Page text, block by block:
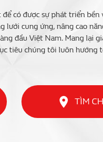
có được sự phát triển bền
cung ứng, nâng cao
đầu Việt Nam. Mang lại
tiêu chúng tôi luôn hướng
TÌM